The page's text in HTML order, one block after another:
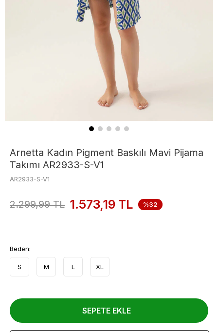
Arnetta Kadın Pigment Baskılı Mavi Pijama
Takımı AR2933-S-V1
AR2933-S-V1
2.299,99TL 1.573,19 TL %32
Beden:
S M L XL
SEPETE EKLE